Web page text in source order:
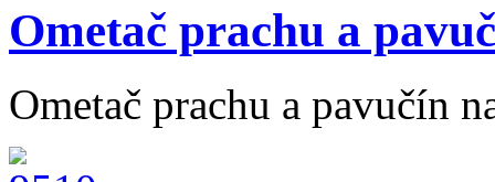
Ometač prachu a
Ometač prachu a pavučín